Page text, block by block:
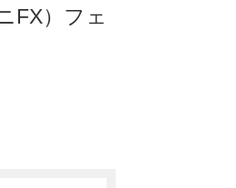
FX）フェ